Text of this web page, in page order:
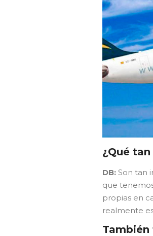
¿Qué
DB: Son tan
que
propias en
realmente